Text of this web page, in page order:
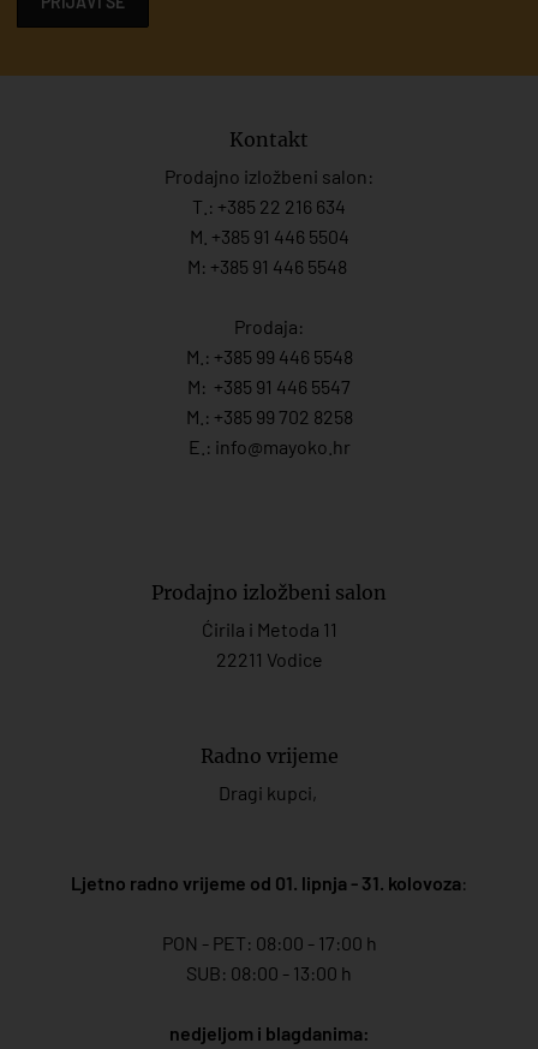
Kontakt
Prodajno izložbeni salon:
T.: +385 22 216 634
M. +385 91 446 5504
M: +385 91 446 5548
Prodaja:
M.: +385 99 446 5548
M: +385 91 446 5547
M.: +385 99 702 8258
E.: info@mayoko. hr
Prodajno izložbeni salon
Ćirila i Metoda 11
22211 Vodice
Radno vrijeme
Dragi kupci,
Ljetno radno vrijeme od 01. lipnja - 31. kolovoza:
PON - PET: 08:00 - 17:00 h
SUB: 08:00 - 13:00 h
nedjeljom i blagdanima: